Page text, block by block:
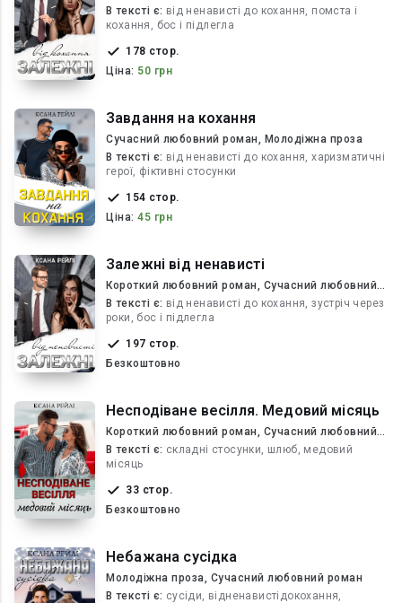
роман
В текcті є: від ненависті до кохання, помста і
кохання, бос і підлегла
178 стор.
Ціна: 50 грн
Завдання на кохання
Сучасний любовний роман, Молодіжна проза
В текcті є: від ненависті до кохання, харизматичні
герої, фіктивні стосунки
154 стор.
Ціна: 45 грн
Залежні від ненависті
Короткий любовний роман, Сучасний любовний
роман
В текcті є: від ненависті до кохання, зустріч через
роки, бос і підлегла
197 стор.
Безкоштовно
Несподіване весілля. Медовий місяць
Короткий любовний роман, Сучасний любовний
роман
В текcті є: складні стосунки, шлюб, медовий
місяць
33 стор.
Безкоштовно
Небажана сусідка
Молодіжна проза, Сучасний любовний роман
В текcті є: сусіди, відненавистідокохання,